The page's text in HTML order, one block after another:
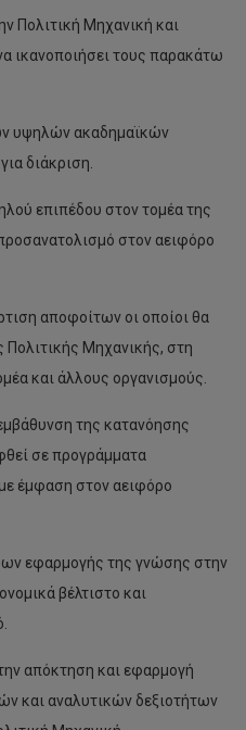
Πολιτική Μηχανική και
ικανοποιήσει τους παρακάτω
υψηλών ακαδημαϊκών
διάκριση.
επιπέδου στον τομέα της
στον αειφόρο
αποφοίτων οι οποίοι θα
Πολιτικής Μηχανικής, στη
και άλλους οργανισμούς.
της κατανόησης
σε προγράμματα
έμφαση στον αειφόρο
εφαρμογής της γνώσης στην
βέλτιστο και
απόκτηση και εφαρμογή
και αναλυτικών δεξιοτήτων